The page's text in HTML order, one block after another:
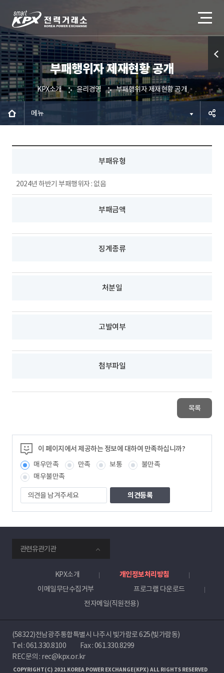
부패행위자 제재현황 공개
KPX소개 윤리경영 부패행위자 제재현황 공개
메뉴
부패유형
2024년 하반기 부패행위자 : 없음
부패금액
징계종류
처분일
고발여부
첨부파일
목록
이 페이지에서 제공하는 정보에 대하여 만족하십니까?
매우만족
만족 보통
불만족
매우불만족
의
견
을
겨
주
세
요
관련유관기관
KPX소개
개인정보처리방침
이메일무단수집거부
프로그램 다운로드
전자메일(직원전용)
(58322)전남광주통합특별시 나주시 빛가람로 625(빛가람동)
Tel :061.330.8100
Fax : 061.330.8299
REC문의 : rec@kpx.or.kr
COPYRIGHT(C) 2021 KOREA POWER EXCHANGE(KPX) ALL RIGHTS RESERVED
퀵메
뉴 열
기